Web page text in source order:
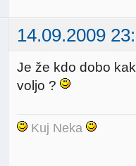
14.09.2009
Je že kdo dobo
voljo ?
Kuj Neka